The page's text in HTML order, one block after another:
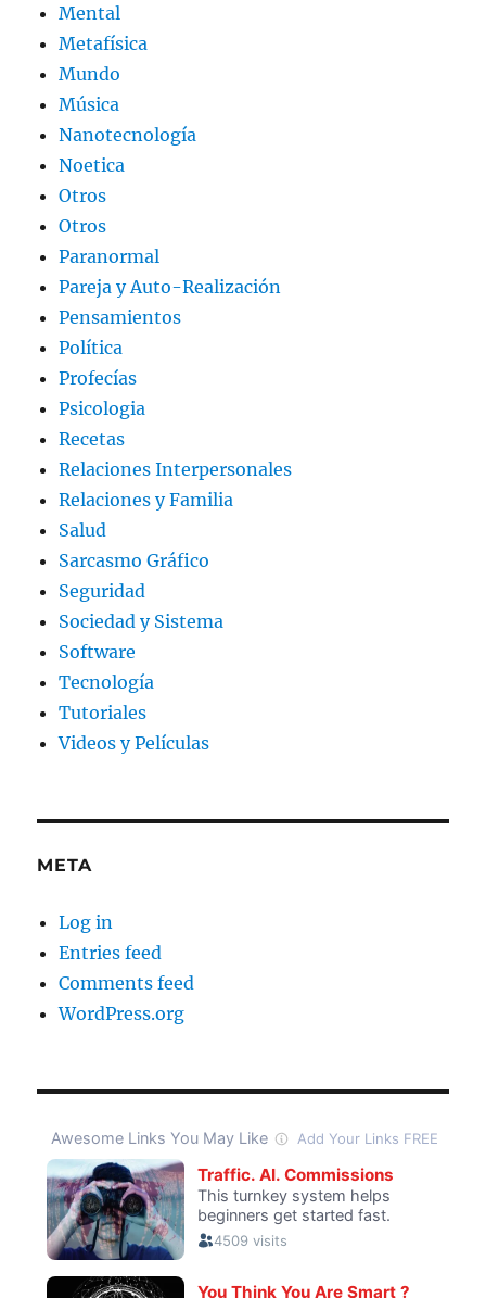
Mental
Metafísica
Mundo
Música
Nanotecnología
Noetica
Otros
Otros
Paranormal
Pareja y Auto-Realización
Pensamientos
Política
Profecías
Psicologia
Recetas
Relaciones Interpersonales
Relaciones y Familia
Salud
Sarcasmo Gráfico
Seguridad
Sociedad y Sistema
Software
Tecnología
Tutoriales
Videos y Películas
META
Log in
Entries feed
Comments feed
WordPress.org